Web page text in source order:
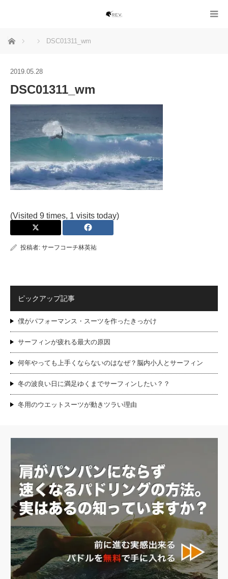
ホーム DSC01311_wm
2019.05.28
DSC01311_wm
(Visited 9 times, 1 visits today)
投稿者: サーフコーチ林英祐
ピックアップ記事
僕がパフォーマンス・スーツを作ったきっかけ
サーフィンが疲れる最大の原因
何年やっても上手くならないのはなぜ？脳内小人とサーフィン
冬の波良い日に満足ゆくまでサーフィンしたい？？
冬用のウエットスーツが動きツラい理由